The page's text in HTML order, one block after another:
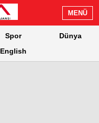
MENÜ
Spor
Dünya
English